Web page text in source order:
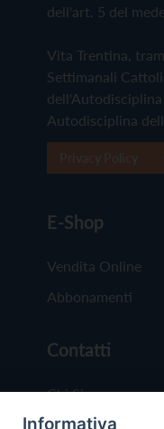
dell'art. 5 del
Vita Trentina,
Settimanali
Autodisciplina
E-Shop
Vendita Online
Abbonamenti
Contatti
Chi Siamo
Redazione
Informativa